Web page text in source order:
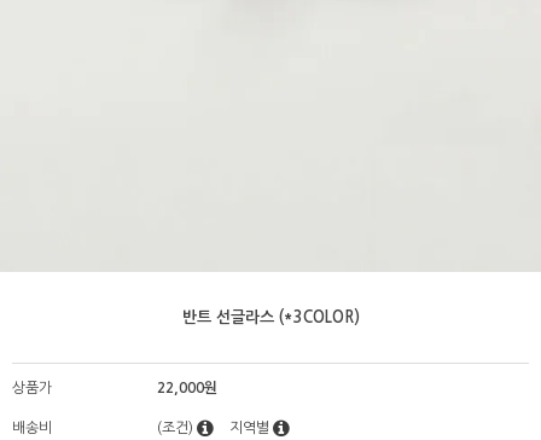
반트 선글라스 (*3COLOR)
상품가 22,000원
배송비 (조건) 지역별